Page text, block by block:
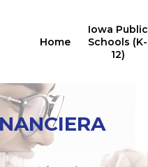
Home
Iowa Public
Schools (K-
12)